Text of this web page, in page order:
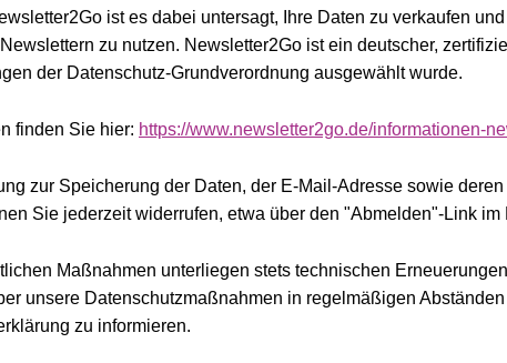
ist es dabei untersagt, Ihre Daten zu verkaufen
zu nutzen. Newsletter2Go ist ein deutscher,
der Datenschutz-Grundverordnung ausgewählt wurde.
finden Sie hier: https://www.newsletter2go.de/informationen-
zur Speicherung der Daten, der E-Mail-Adresse sowie
Sie jederzeit widerrufen, etwa über den "Abmelden"-Link im
Maßnahmen unterliegen stets technischen
unsere Datenschutzmaßnahmen in regelmäßigen
zu informieren.